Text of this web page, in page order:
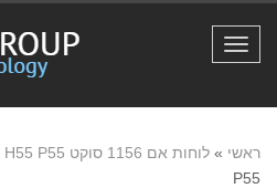
תפריט
ראשי » לוחות אם 1156 סוקט H55 P55
P55